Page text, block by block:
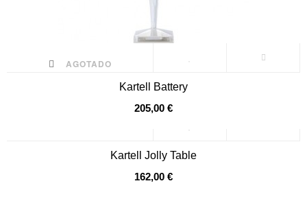
AGOTADO
Kartell Battery
205,00 €
Kartell Jolly Table
162,00 €